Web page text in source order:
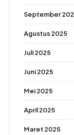
September
Agustus 2025
Juli 2025
Juni 2025
Mei 2025
April 2025
Maret 2025